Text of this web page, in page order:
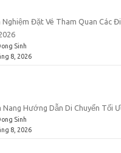
Nghiệm Đặt Vé Tham Quan Các
Sinh
8, 2026
Nang Hướng Dẫn Di Chuyển Tối
Sinh
8, 2026